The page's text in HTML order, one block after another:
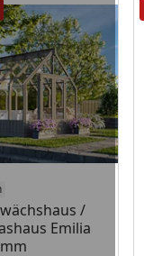
/
Emilia